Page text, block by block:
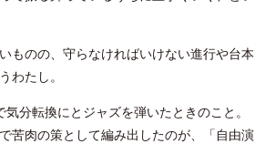
ものの、守らなければいけない進行や台本
わたし。
分転換にとジャズを弾いたときのこと。
苦肉の策として編み出したのが、「自由演